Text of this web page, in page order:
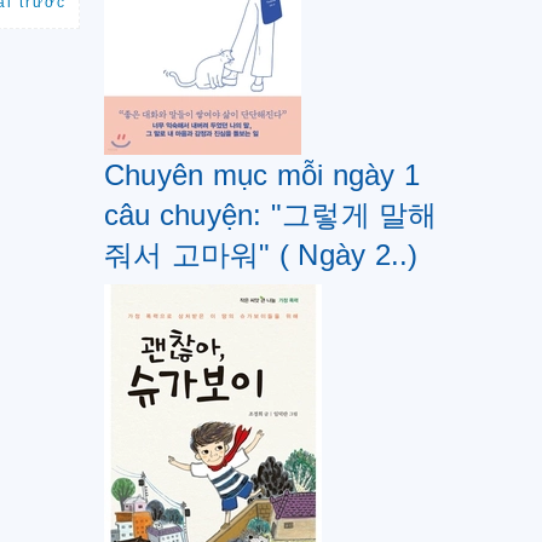
Chuyên mục mỗi ngày 1
câu chuyện: "그렇게 말해
줘서 고마워" ( Ngày 2..)